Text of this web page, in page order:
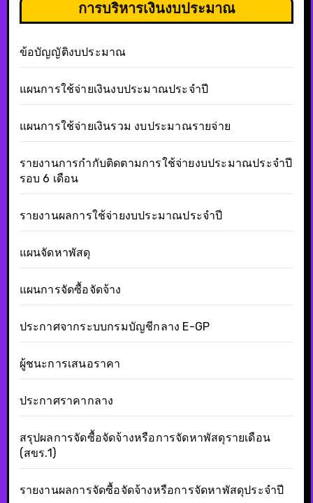
การบริหารเงินงบประมาณ
ข้อบัญญัติงบประมาณ
แผนการใช้จ่ายเงินงบประมาณประจำปี
แผนการใช้จ่ายเงินรวม งบประมาณรายจ่าย
รายงานการกำกับติดตามการใช้จ่ายงบประมาณประจำปี
รอบ 6 เดือน
รายงานผลการใช้จ่ายงบประมาณประจำปี
แผนจัดหาพัสดุ
แผนการจัดซื้อจัดจ้าง
ประกาศจากระบบกรมบัญชีกลาง E-GP
ผู้ชนะการเสนอราคา
ประกาศราคากลาง
สรุปผลการจัดซื้อจัดจ้างหรือการจัดหาพัสดุรายเดือน
(สขร.1)
รายงานผลการจัดซื้อจัดจ้างหรือการจัดหาพัสดุประจำปี